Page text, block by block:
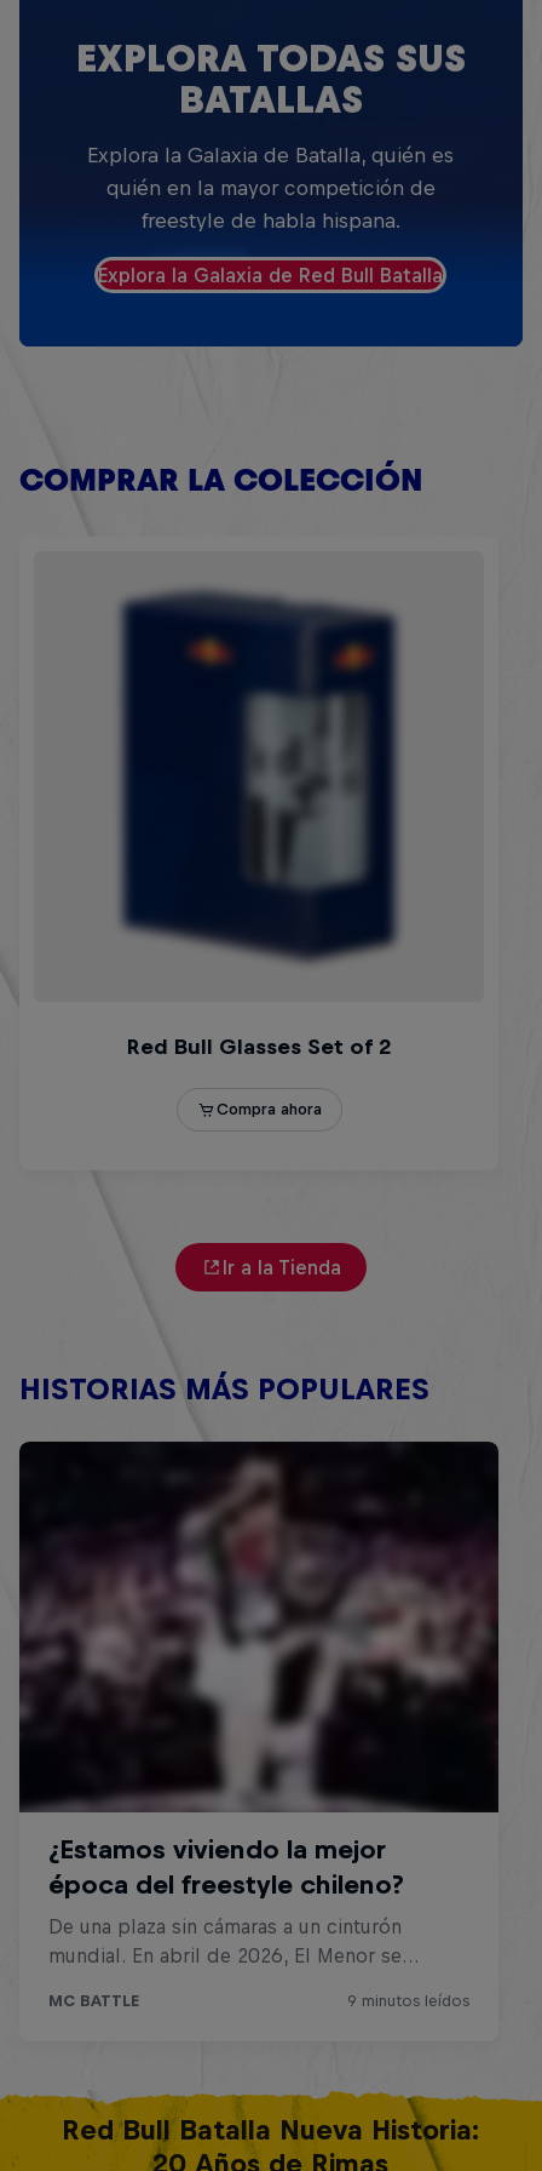
EXPLORA TODAS SUS
BATALLAS
Explora la Galaxia de Batalla, quién es
quién en la mayor competición de
freestyle de habla hispana.
Explora la Galaxia de Red Bull Batalla
COMPRAR LA COLECCIÓN
Ir a la Tienda
HISTORIAS MÁS POPULARES
Red Bull Batalla Nueva Historia:
20 Años de Rimas